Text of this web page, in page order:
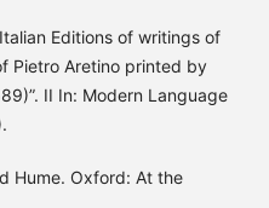
Editions of writings of
Pietro Aretino printed by
II In: Modern Language
Hume. Oxford: At the